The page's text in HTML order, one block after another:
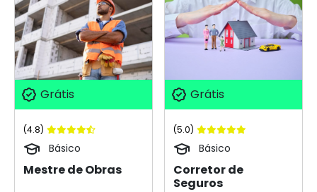
Grátis
(4.8)
Básico
Mestre de Obras
Grátis
(5.0)
Básico
Corretor de
Seguros